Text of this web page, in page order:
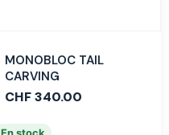
MONOBLOC TAIL
CARVING
CHF340.00